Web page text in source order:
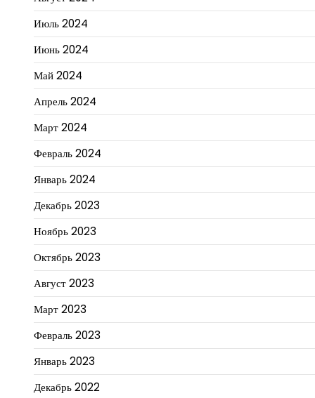
Июль 2024
Июнь 2024
Май 2024
Апрель 2024
Март 2024
Февраль 2024
Январь 2024
Декабрь 2023
Ноябрь 2023
Октябрь 2023
Август 2023
Март 2023
Февраль 2023
Январь 2023
Декабрь 2022